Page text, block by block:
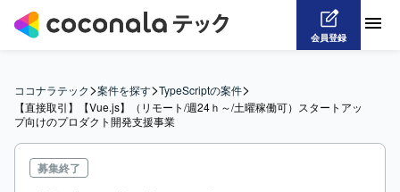
会員登録
ココナラテック>案件を探す>TypeScriptの案件>
【直接取引】【Vue.js】（リモート/週24ｈ～/土曜稼働可）スタートアッ
プ向けのプロダクト開発支援事業
募集終了